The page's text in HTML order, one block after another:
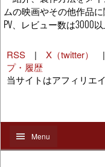
ムの映画やその他作品
PV、レビュー数は3000以
RSS | X（twitter）
プ・履歴
当サイトはアフィリエ
Menu